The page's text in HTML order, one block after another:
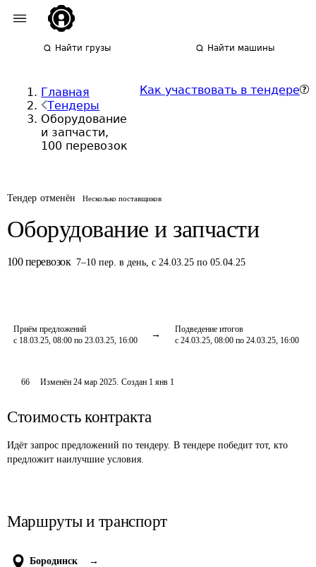
Найти грузы Найти машины
Главная
Тендеры
Оборудование
и запчасти,
100 перевозок
Как участвовать в тендере
Тендер отменён Несколько поставщиков
Оборудование и запчасти
100 перевозок 7–10 пер. в день,с 24.03.25 по 05.04.25
Приём предложений
с 18.03.25, 08:00 по 23.03.25, 16:00
Подведение итогов
с 24.03.25, 08:00 по 24.03.25, 16:00
66 Изменён24 мар 2025. Создан 1 янв 1
Стоимость контракта
Идёт запрос предложений по тендеру. В тендере победит тот, кто
предложит наилучшие условия.
Маршруты и транспорт
Бородинск →